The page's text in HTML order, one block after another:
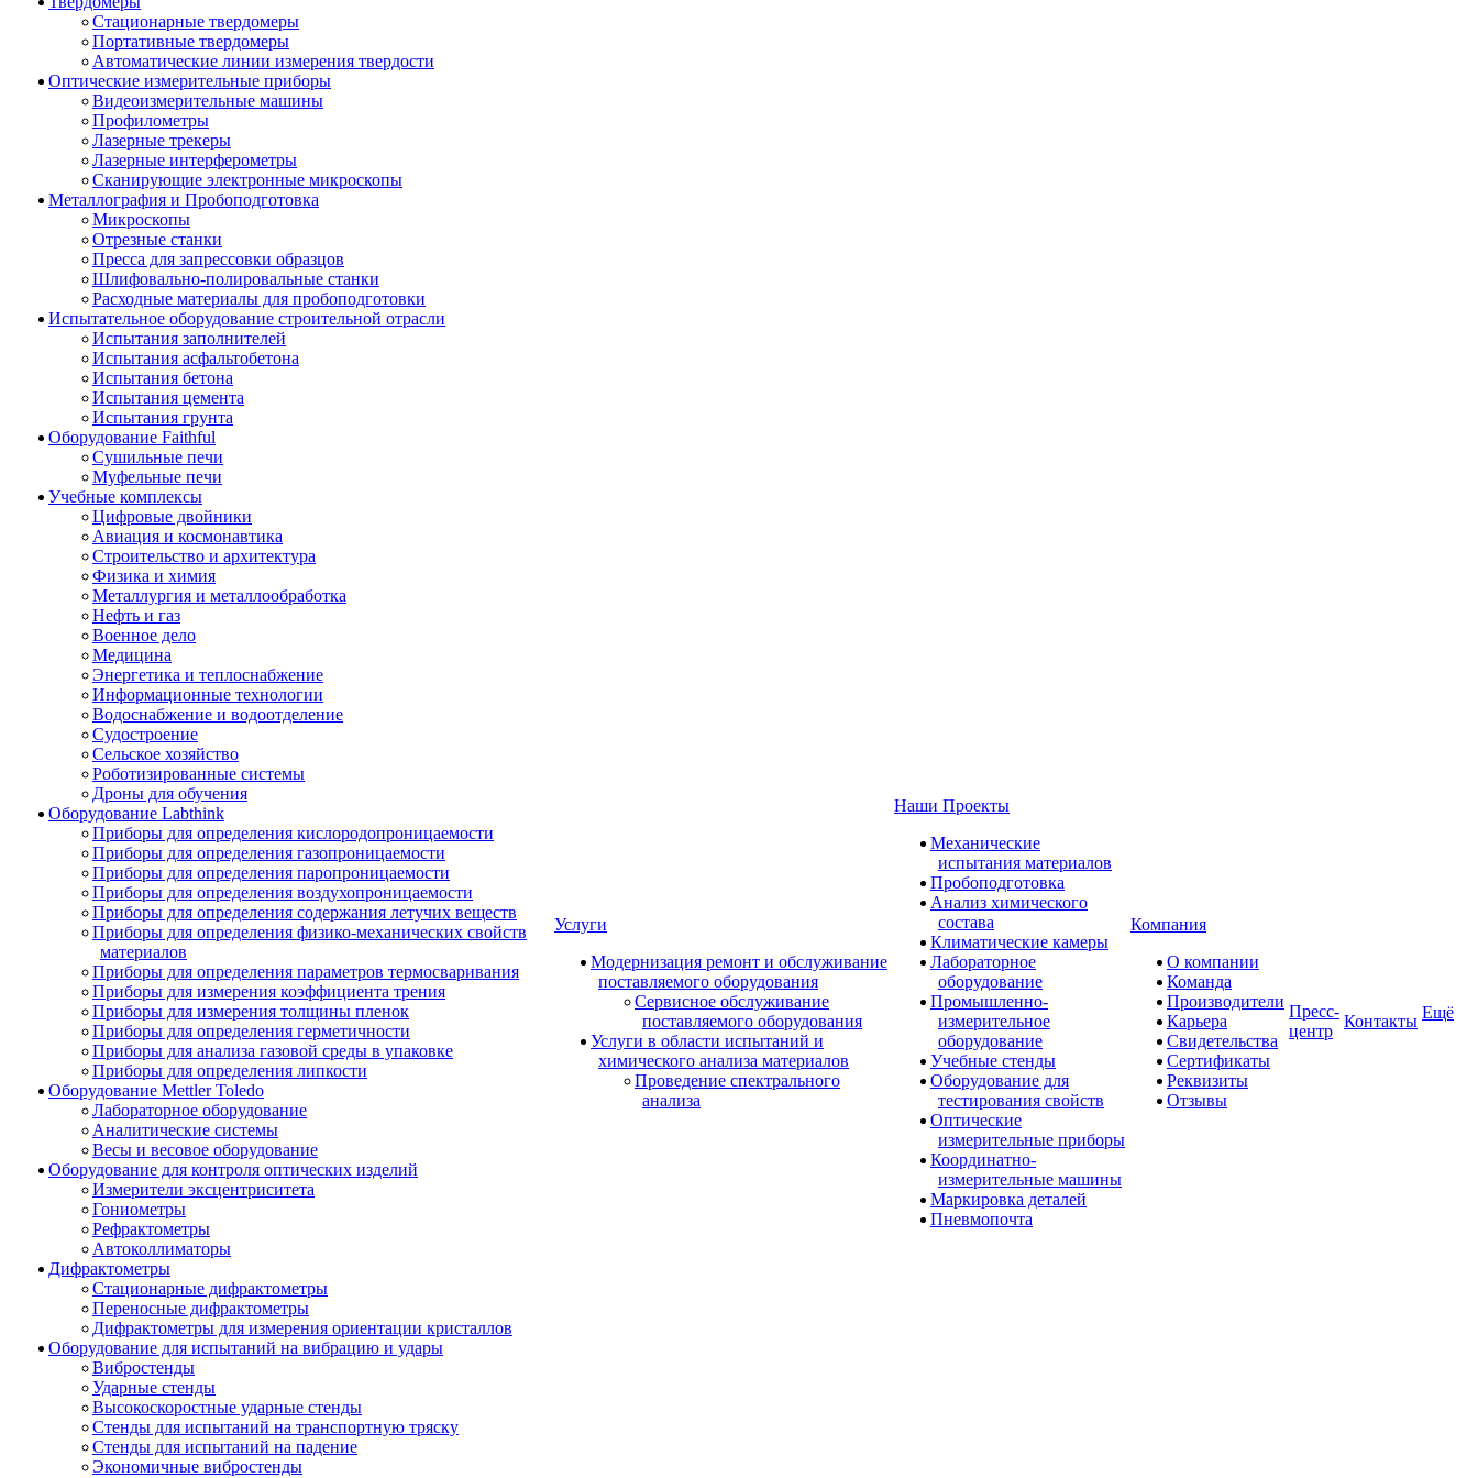
Стационарные твердомеры
Портативные твердомеры
Автоматические линии измерения твердости
Оптические измерительные приборы
Видеоизмерительные машины
Профилометры
Лазерные трекеры
Лазерные интерферометры
Сканирующие электронные микроскопы
Металлография и Пробоподготовка
Микроскопы
Отрезные станки
Пресса для запрессовки образцов
Шлифовально-полировальные станки
Расходные материалы для пробоподготовки
Испытательное оборудование строительной отрасли
Испытания заполнителей
Испытания асфальтобетона
Испытания бетона
Испытания цемента
Испытания грунта
Оборудование Faithful
Сушильные печи
Муфельные печи
Учебные комплексы
Цифровые двойники
Авиация и космонавтика
Строительство и архитектура
Физика и химия
Металлургия и металлообработка
Нефть и газ
Военное дело
Медицина
Энергетика и теплоснабжение
Информационные технологии
Водоснабжение и водоотделение
Судостроение
Сельское хозяйство
Роботизированные системы
Дроны для обучения
Оборудование Labthink
Приборы для определения кислородопроницаемости
Приборы для определения газопроницаемости
Приборы для определения паропроницаемости
Приборы для определения воздухопроницаемости
Приборы для определения содержания летучих веществ
Приборы для определения физико-механических свойств
материалов
Приборы для определения параметров термосваривания
Приборы для измерения коэффициента трения
Приборы для измерения толщины пленок
Приборы для определения герметичности
Приборы для анализа газовой среды в упаковке
Приборы для определения липкости
Оборудование Mettler Toledo
Лабораторное оборудование
Аналитические системы
Весы и весовое оборудование
Оборудование для контроля оптических изделий
Измерители эксцентриситета
Гониометры
Рефрактометры
Автоколлиматоры
Дифрактометры
Стационарные дифрактометры
Переносные дифрактометры
Дифрактометры для измерения ориентации кристаллов
Оборудование для испытаний на вибрацию и удары
Вибростенды
Ударные стенды
Высокоскоростные ударные стенды
Стенды для испытаний на транспортную тряску
Стенды для испытаний на падение
Экономичные вибростенды
Услуги
Модернизация ремонт и обслуживание
поставляемого оборудования
Сервисное обслуживание
поставляемого оборудования
Услуги в области испытаний и
химического анализа материалов
Проведение спектрального
анализа
Наши Проекты
Механические
испытания материалов
Пробоподготовка
Анализ химического
состава
Климатические камеры
Лабораторное
оборудование
Промышленно-
измерительное
оборудование
Учебные стенды
Оборудование для
тестирования свойств
Оптические
измерительные приборы
Координатно-
измерительные машины
Маркировка деталей
Пневмопочта
Компания
О компании
Команда
Производители
Карьера
Свидетельства
Сертификаты
Реквизиты
Отзывы
Пресс-
центр
Контакты Ещё